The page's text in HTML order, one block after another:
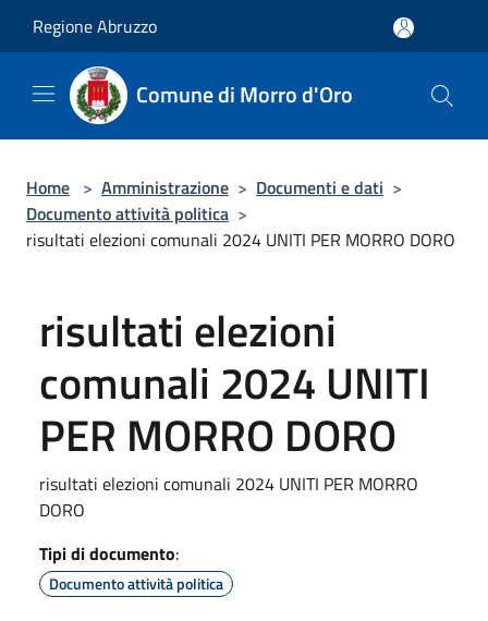
Regione Abruzzo
Comune di Morro d'Oro
Home > Amministrazione > Documenti e dati >
Documento attività politica >
risultati elezioni comunali 2024 UNITI PER MORRO DORO
risultati elezioni
comunali 2024 UNITI
PER MORRO DORO
risultati elezioni comunali 2024 UNITI PER MORRO
DORO
Tipi di documento:
Documento attività politica